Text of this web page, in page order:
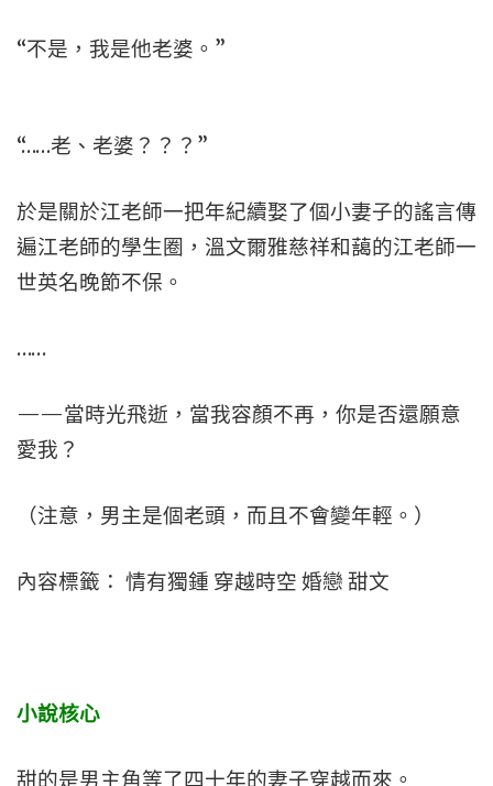
“不是，我是他老婆。”
“……老、老婆？？？”
於是關於江老師一把年紀續娶了個小妻子的謠言傳
遍江老師的學生圈，溫文爾雅慈祥和藹的江老師一
世英名晚節不保。
……
——當時光飛逝，當我容顏不再，你是否還願意
愛我？
（注意，男主是個老頭，而且不會變年輕。）
內容標籤： 情有獨鍾 穿越時空 婚戀 甜文
小說核心
甜的是男主角等了四十年的妻子穿越而來。